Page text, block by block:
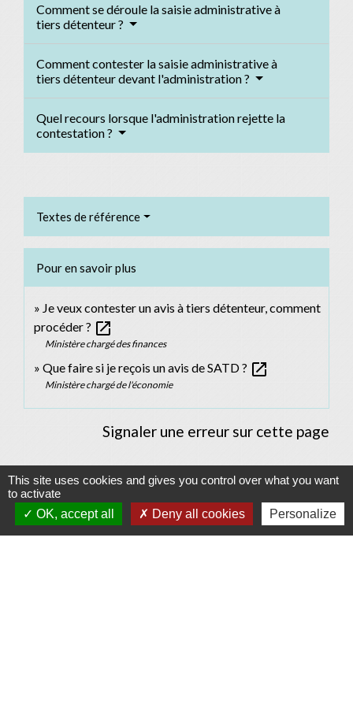
Comment se déroule la saisie administrative à
tiers détenteur ?
Comment contester la saisie administrative à
tiers détenteur devant l'administration ?
Quel recours lorsque l'administration rejette la
contestation ?
Textes de référence
Pour en savoir plus
Je veux contester un avis à tiers détenteur, comment
procéder ? open_in_new
Ministère chargé des finances
Que faire si je reçois un avis de SATD ? open_in_new
Ministère chargé de l'économie
Signaler une erreur sur cette page
Contacts
This site uses cookies and gives you control over what you want
to activate
OK, accept all
Deny all cookies Personalize